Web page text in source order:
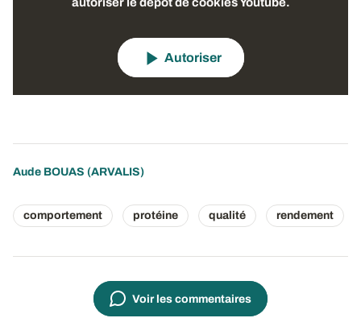
Autoriser
Aude BOUAS (ARVALIS)
comportement protéine qualité rendement
Voir les commentaires